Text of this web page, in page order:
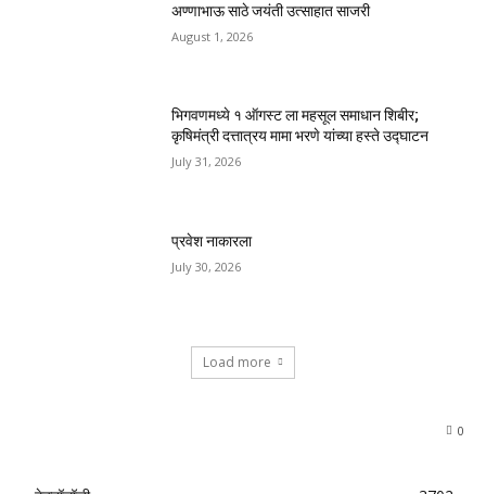
अण्णाभाऊ साठे जयंती उत्साहात साजरी
August 1, 2026
भिगवणमध्ये १ ऑगस्ट ला महसूल समाधान शिबीर;
कृषिमंत्री दत्तात्रय मामा भरणे यांच्या हस्ते उद्घाटन
July 31, 2026
प्रवेश नाकारला
July 30, 2026
Load more
0